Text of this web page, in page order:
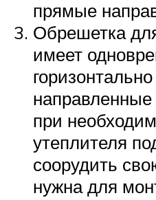
прямые
Обрешетка
имеет
при
утеплителя
соорудить
нужна для